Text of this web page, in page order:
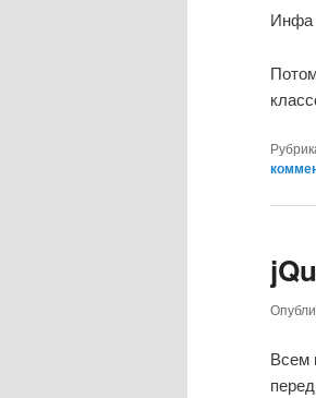
Инфа
Всем